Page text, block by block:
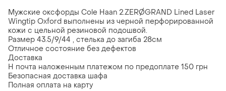
Мужские оксфорды Cole Haan 2.ZERØGRAND Lined Laser
Wingtip Oxford выполнены из черной перфорированной
кожи с цельной резиновой подошвой.
Размер 43.5/9/44 , стелька до загиба 28см
Отличное состояние без дефектов
Доставка
Н почта наложенным платежом по предоплате 150 грн
Безопасная доставка шафа
Полная оплата на карту